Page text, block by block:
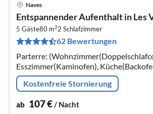
Naves
Entspannender Aufenthalt in Les
5 Gäste80 m22 Schlafzimmer
62 Bewertungen
Parterre:
Esszimmer(Kaminofen),
Spülmaschine), Terrasse(überdacht)) Zwischengeschoss:
(Schlafzimmer(Doppelbett))
Kostenfreie Stornierung
ab 107€/ Nacht